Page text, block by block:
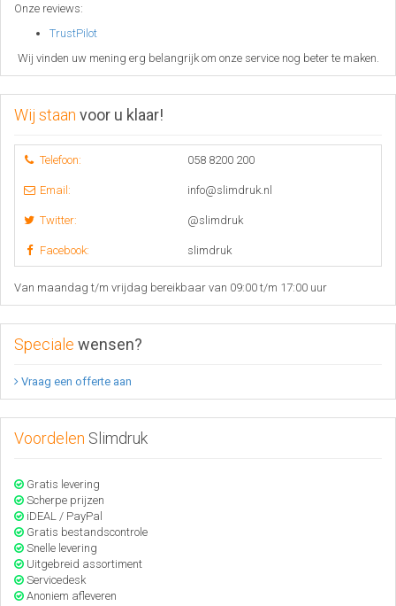
Onze reviews:
TrustPilot
Wij vinden uw mening erg belangrijk om onze service nog beter te maken.
Wij staan voor u klaar!
Telefoon: 058 8200 200
Email: info@slimdruk.nl
Twitter: @slimdruk
Facebook: slimdruk
Van maandag t/m vrijdag bereikbaar van 09:00 t/m 17:00 uur
Speciale wensen?
Vraag een offerte aan
Voordelen Slimdruk
Gratis levering
Scherpe prijzen
iDEAL / PayPal
Gratis bestandscontrole
Snelle levering
Uitgebreid assortiment
Servicedesk
Anoniem afleveren